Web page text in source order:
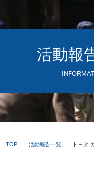
活動報
TOP 活動報告一覧 トヨタ